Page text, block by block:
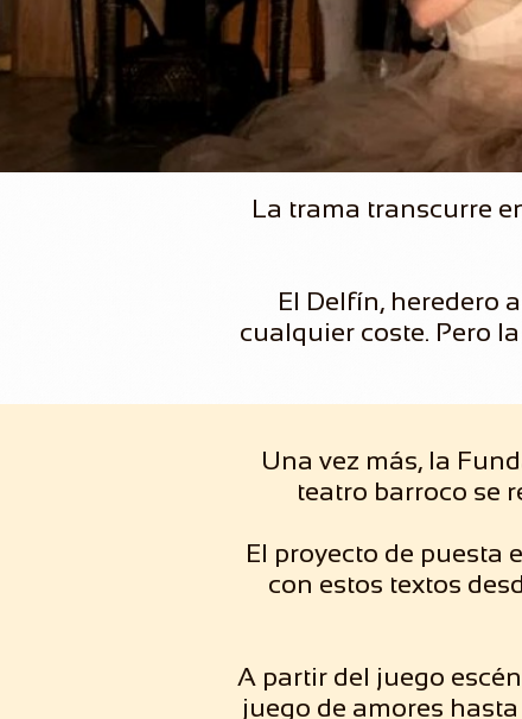
La trama transcurre
El Delfín, heredero
cualquier coste. Pero
Una vez más, la
teatro barroco se
El proyecto de puesta
con estos textos
A partir del juego
juego de amores